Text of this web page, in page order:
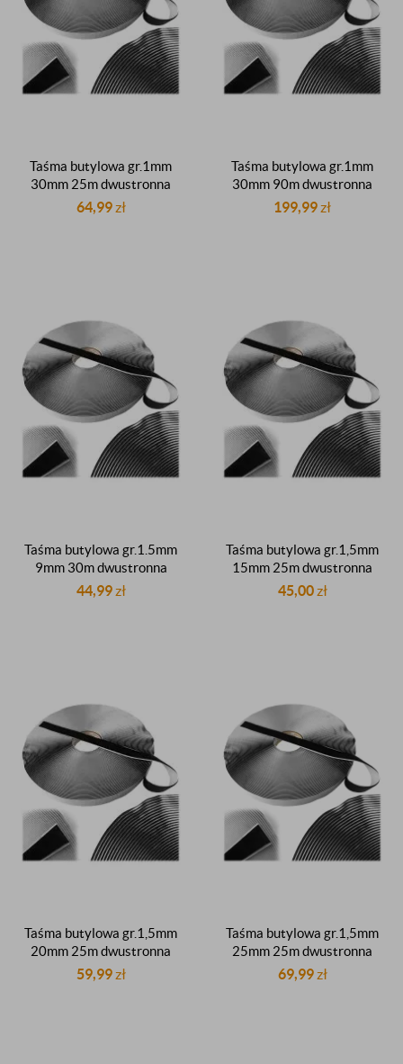
Taśma butylowa gr.1mm
30mm 25m dwustronna
czarna dekarska dachowa
64,99zł
Taśma butylowa gr.1mm
30mm 90m dwustronna
czarna maszynowa
199,99zł
Taśma butylowa gr.1.5mm
9mm 30m dwustronna
czarna dekarska butyl
44,99zł
Taśma butylowa gr.1,5mm
15mm 25m dwustronna
czarna dekarska dachowa
45,00zł
Taśma butylowa gr.1,5mm
20mm 25m dwustronna
czarna dekarska dachowa
59,99zł
Taśma butylowa gr.1,5mm
25mm 25m dwustronna
czarna dekarska dachowa
69,99zł